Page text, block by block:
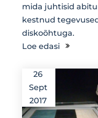
mida juhtisid
kestnud
diskoõhtuga.
Loe edasi
26
Sept
2017